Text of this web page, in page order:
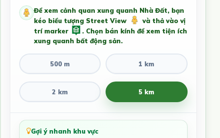
Để xem cảnh quan xung quanh Nhà Đất, bạn
kéo biểu tượng Street View
và thả vào vị
trí marker
. Chọn bán kính để xem tiện ích
xung quanh bất động sản.
500 m 1 km
2 km 5 km
Gợi ý nhanh khu vực